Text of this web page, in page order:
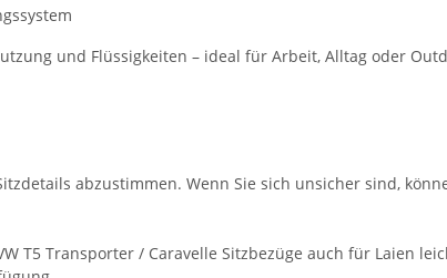
und Flüssigkeiten – ideal für Arbeit, Alltag oder
abzustimmen. Wenn Sie sich unsicher sind,
T5 Transporter / Caravelle Sitzbezüge auch für Laien